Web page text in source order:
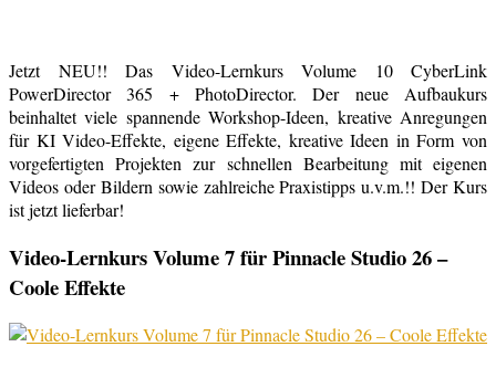
Jetzt NEU!! Das Video-Lernkurs Volume 10 CyberLink
PowerDirector 365 + PhotoDirector. Der neue Aufbaukurs
beinhaltet viele spannende Workshop-Ideen, kreative Anregungen
für KI Video-Effekte, eigene Effekte, kreative Ideen in Form von
vorgefertigten Projekten zur schnellen Bearbeitung mit eigenen
Videos oder Bildern sowie zahlreiche Praxistipps u.v.m.!! Der Kurs
ist jetzt lieferbar!
Video-Lernkurs Volume 7 für Pinnacle Studio 26 –
Coole Effekte